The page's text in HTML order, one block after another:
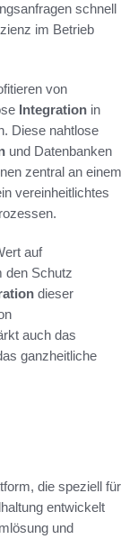
schnell
im Betrieb
von
Integration in
Diese nahtlose
und Datenbanken
zentral an einem
vereinheitlichtes
auf
den Schutz
dieser
auch das
ganzheitliche
die speziell für
entwickelt
und